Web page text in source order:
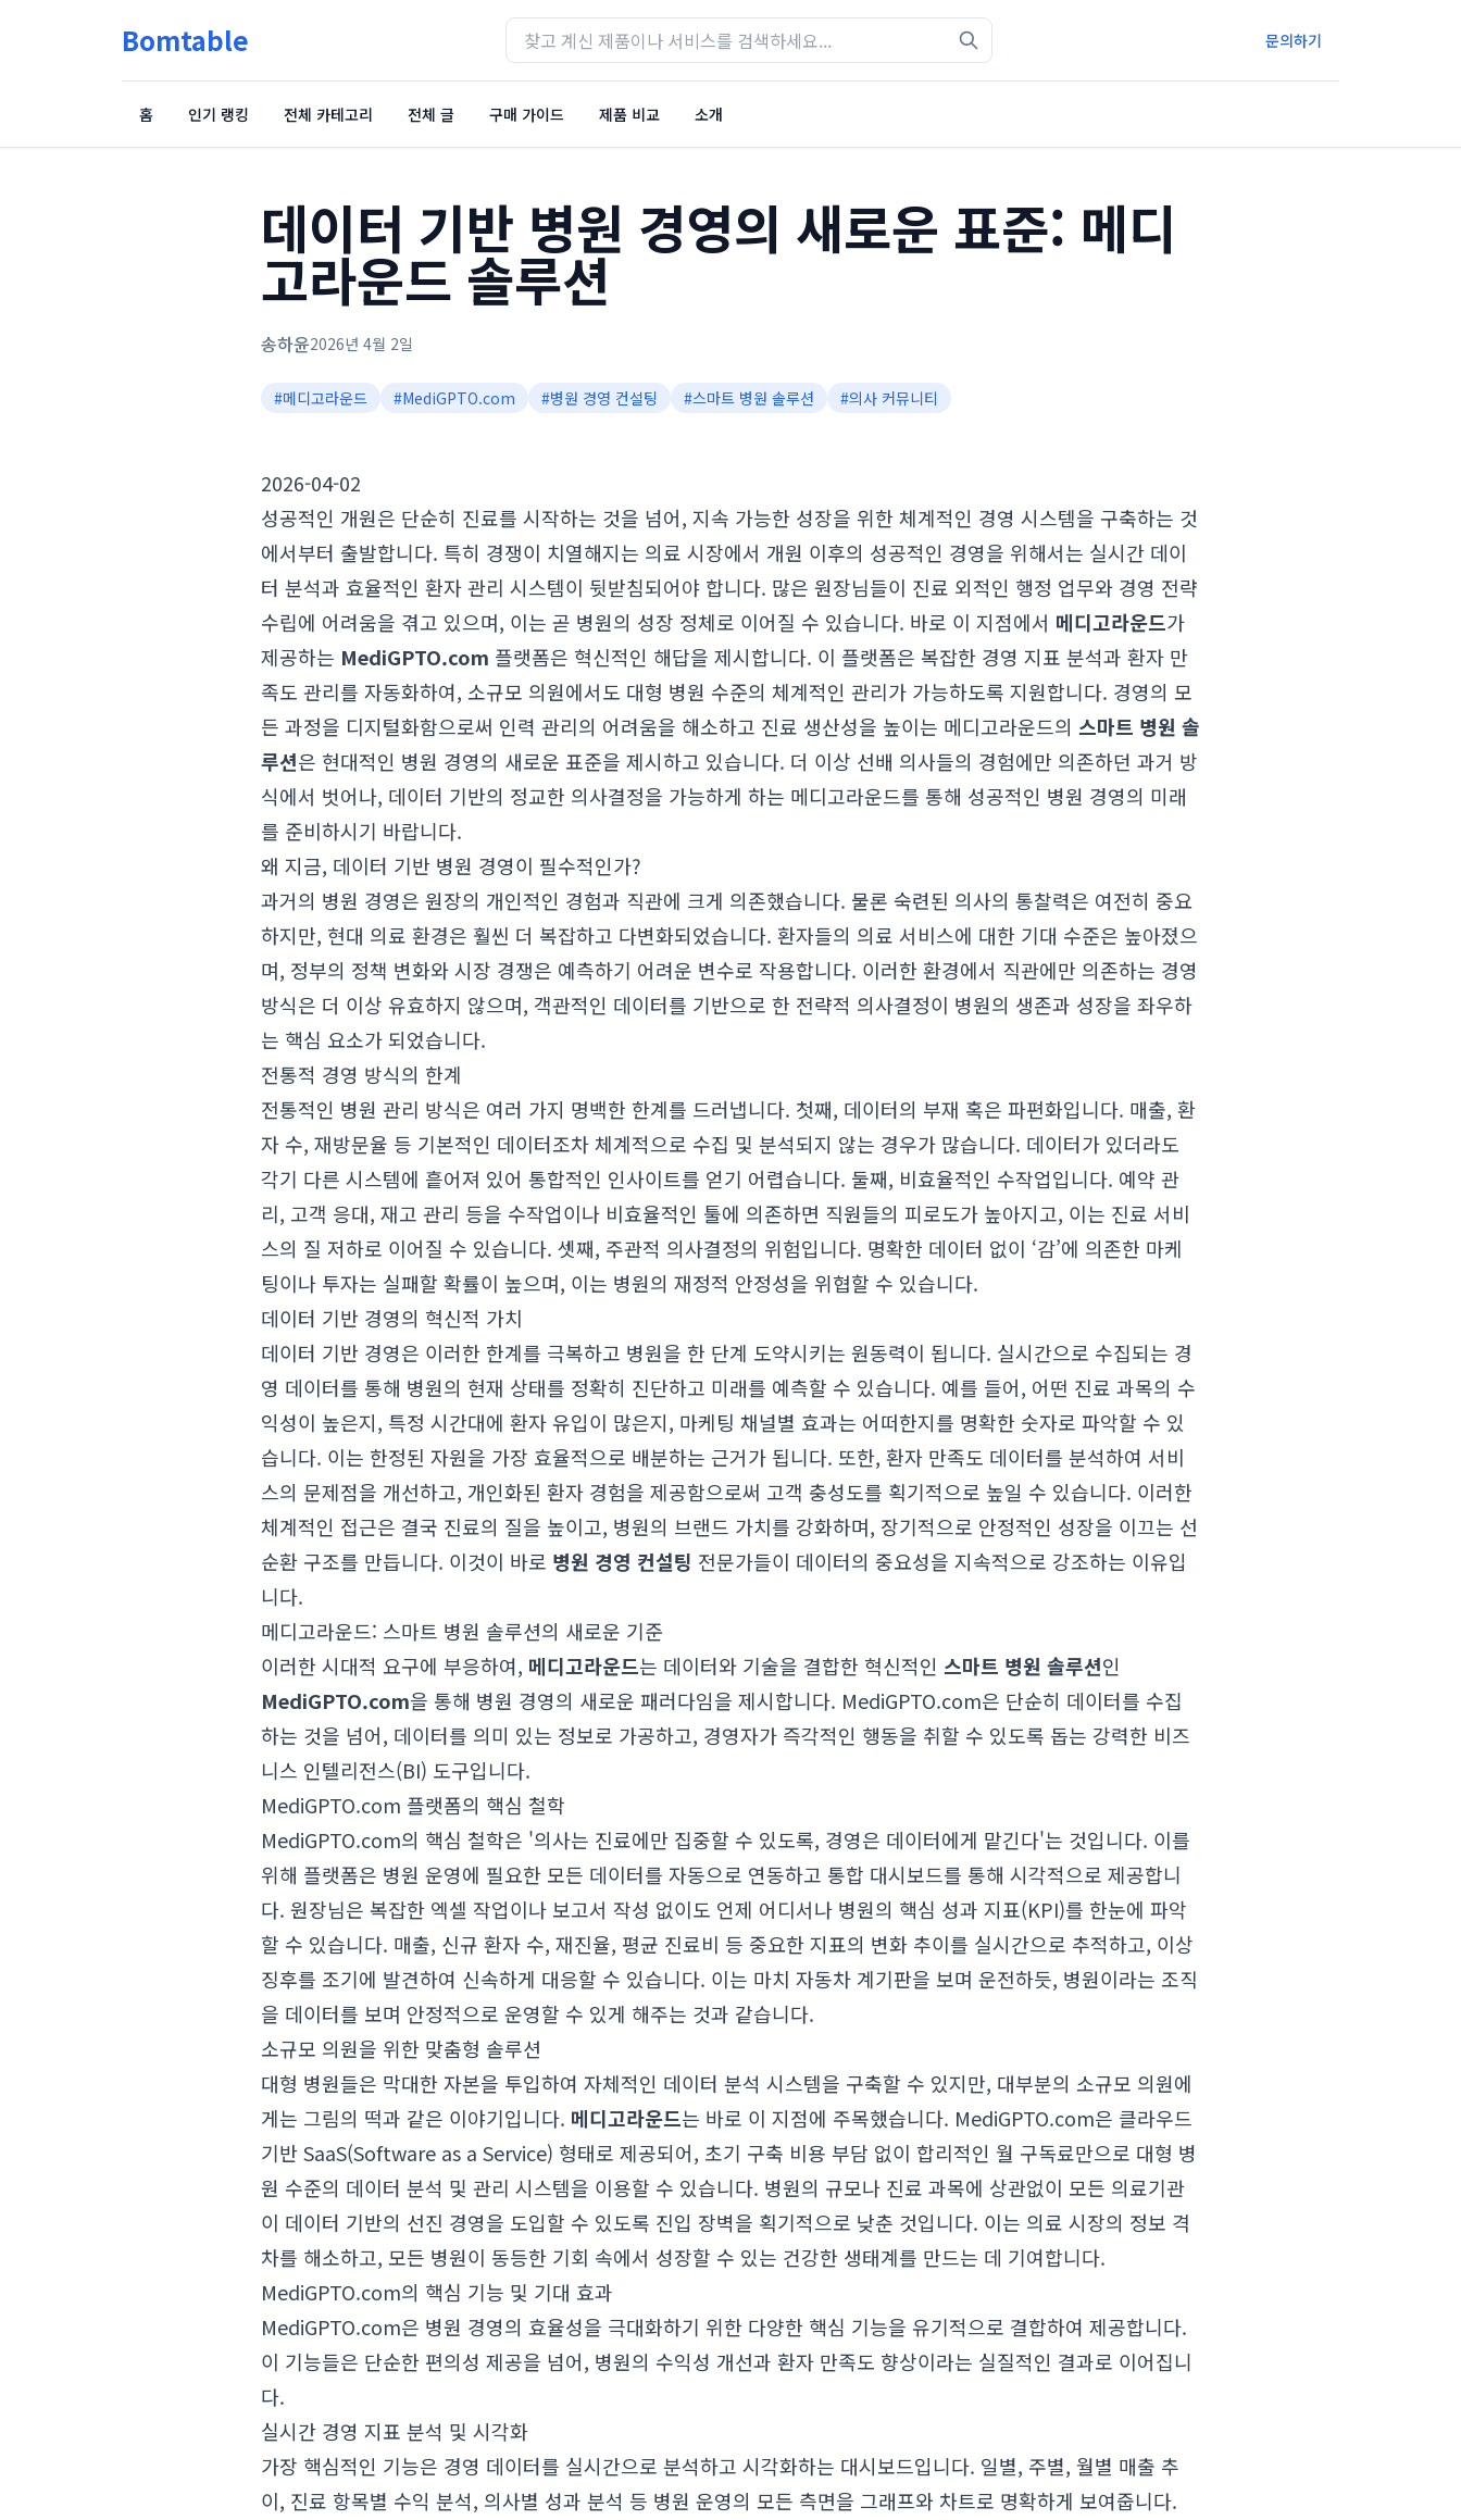
Bomtable 문의하기
홈 인기 랭킹 전체 카테고리 전체 글 구매 가이드 제품 비교 소개
데이터 기반 병원 경영의 새로운 표준: 메디
고라운드 솔루션
송하윤2026년 4월 2일
#메디고라운드 #MediGPTO.com #병원 경영 컨설팅 #스마트 병원 솔루션 #의사 커뮤니티
2026-04-02
성공적인 개원은 단순히 진료를 시작하는 것을 넘어, 지속 가능한 성장을 위한 체계적인 경영 시스템을 구축하는 것
에서부터 출발합니다. 특히 경쟁이 치열해지는 의료 시장에서 개원 이후의 성공적인 경영을 위해서는 실시간 데이
터 분석과 효율적인 환자 관리 시스템이 뒷받침되어야 합니다. 많은 원장님들이 진료 외적인 행정 업무와 경영 전략
수립에 어려움을 겪고 있으며, 이는 곧 병원의 성장 정체로 이어질 수 있습니다. 바로 이 지점에서 메디고라운드가
제공하는 MediGPTO.com 플랫폼은 혁신적인 해답을 제시합니다. 이 플랫폼은 복잡한 경영 지표 분석과 환자 만
족도 관리를 자동화하여, 소규모 의원에서도 대형 병원 수준의 체계적인 관리가 가능하도록 지원합니다. 경영의 모
든 과정을 디지털화함으로써 인력 관리의 어려움을 해소하고 진료 생산성을 높이는 메디고라운드의 스마트 병원 솔
루션은 현대적인 병원 경영의 새로운 표준을 제시하고 있습니다. 더 이상 선배 의사들의 경험에만 의존하던 과거 방
식에서 벗어나, 데이터 기반의 정교한 의사결정을 가능하게 하는 메디고라운드를 통해 성공적인 병원 경영의 미래
를 준비하시기 바랍니다.
왜 지금, 데이터 기반 병원 경영이 필수적인가?
과거의 병원 경영은 원장의 개인적인 경험과 직관에 크게 의존했습니다. 물론 숙련된 의사의 통찰력은 여전히 중요
하지만, 현대 의료 환경은 훨씬 더 복잡하고 다변화되었습니다. 환자들의 의료 서비스에 대한 기대 수준은 높아졌으
며, 정부의 정책 변화와 시장 경쟁은 예측하기 어려운 변수로 작용합니다. 이러한 환경에서 직관에만 의존하는 경영
방식은 더 이상 유효하지 않으며, 객관적인 데이터를 기반으로 한 전략적 의사결정이 병원의 생존과 성장을 좌우하
는 핵심 요소가 되었습니다.
전통적 경영 방식의 한계
전통적인 병원 관리 방식은 여러 가지 명백한 한계를 드러냅니다. 첫째, 데이터의 부재 혹은 파편화입니다. 매출, 환
자 수, 재방문율 등 기본적인 데이터조차 체계적으로 수집 및 분석되지 않는 경우가 많습니다. 데이터가 있더라도
각기 다른 시스템에 흩어져 있어 통합적인 인사이트를 얻기 어렵습니다. 둘째, 비효율적인 수작업입니다. 예약 관
리, 고객 응대, 재고 관리 등을 수작업이나 비효율적인 툴에 의존하면 직원들의 피로도가 높아지고, 이는 진료 서비
스의 질 저하로 이어질 수 있습니다. 셋째, 주관적 의사결정의 위험입니다. 명확한 데이터 없이 ‘감’에 의존한 마케
팅이나 투자는 실패할 확률이 높으며, 이는 병원의 재정적 안정성을 위협할 수 있습니다.
데이터 기반 경영의 혁신적 가치
데이터 기반 경영은 이러한 한계를 극복하고 병원을 한 단계 도약시키는 원동력이 됩니다. 실시간으로 수집되는 경
영 데이터를 통해 병원의 현재 상태를 정확히 진단하고 미래를 예측할 수 있습니다. 예를 들어, 어떤 진료 과목의 수
익성이 높은지, 특정 시간대에 환자 유입이 많은지, 마케팅 채널별 효과는 어떠한지를 명확한 숫자로 파악할 수 있
습니다. 이는 한정된 자원을 가장 효율적으로 배분하는 근거가 됩니다. 또한, 환자 만족도 데이터를 분석하여 서비
스의 문제점을 개선하고, 개인화된 환자 경험을 제공함으로써 고객 충성도를 획기적으로 높일 수 있습니다. 이러한
체계적인 접근은 결국 진료의 질을 높이고, 병원의 브랜드 가치를 강화하며, 장기적으로 안정적인 성장을 이끄는 선
순환 구조를 만듭니다. 이것이 바로 병원 경영 컨설팅 전문가들이 데이터의 중요성을 지속적으로 강조하는 이유입
니다.
메디고라운드: 스마트 병원 솔루션의 새로운 기준
이러한 시대적 요구에 부응하여, 메디고라운드는 데이터와 기술을 결합한 혁신적인 스마트 병원 솔루션인
MediGPTO.com을 통해 병원 경영의 새로운 패러다임을 제시합니다. MediGPTO.com은 단순히 데이터를 수집
하는 것을 넘어, 데이터를 의미 있는 정보로 가공하고, 경영자가 즉각적인 행동을 취할 수 있도록 돕는 강력한 비즈
니스 인텔리전스(BI) 도구입니다.
MediGPTO.com 플랫폼의 핵심 철학
MediGPTO.com의 핵심 철학은 '의사는 진료에만 집중할 수 있도록, 경영은 데이터에게 맡긴다'는 것입니다. 이를
위해 플랫폼은 병원 운영에 필요한 모든 데이터를 자동으로 연동하고 통합 대시보드를 통해 시각적으로 제공합니
다. 원장님은 복잡한 엑셀 작업이나 보고서 작성 없이도 언제 어디서나 병원의 핵심 성과 지표(KPI)를 한눈에 파악
할 수 있습니다. 매출, 신규 환자 수, 재진율, 평균 진료비 등 중요한 지표의 변화 추이를 실시간으로 추적하고, 이상
징후를 조기에 발견하여 신속하게 대응할 수 있습니다. 이는 마치 자동차 계기판을 보며 운전하듯, 병원이라는 조직
을 데이터를 보며 안정적으로 운영할 수 있게 해주는 것과 같습니다.
소규모 의원을 위한 맞춤형 솔루션
대형 병원들은 막대한 자본을 투입하여 자체적인 데이터 분석 시스템을 구축할 수 있지만, 대부분의 소규모 의원에
게는 그림의 떡과 같은 이야기입니다. 메디고라운드는 바로 이 지점에 주목했습니다. MediGPTO.com은 클라우드
기반 SaaS(Software as a Service) 형태로 제공되어, 초기 구축 비용 부담 없이 합리적인 월 구독료만으로 대형 병
원 수준의 데이터 분석 및 관리 시스템을 이용할 수 있습니다. 병원의 규모나 진료 과목에 상관없이 모든 의료기관
이 데이터 기반의 선진 경영을 도입할 수 있도록 진입 장벽을 획기적으로 낮춘 것입니다. 이는 의료 시장의 정보 격
차를 해소하고, 모든 병원이 동등한 기회 속에서 성장할 수 있는 건강한 생태계를 만드는 데 기여합니다.
MediGPTO.com의 핵심 기능 및 기대 효과
MediGPTO.com은 병원 경영의 효율성을 극대화하기 위한 다양한 핵심 기능을 유기적으로 결합하여 제공합니다.
이 기능들은 단순한 편의성 제공을 넘어, 병원의 수익성 개선과 환자 만족도 향상이라는 실질적인 결과로 이어집니
다.
실시간 경영 지표 분석 및 시각화
가장 핵심적인 기능은 경영 데이터를 실시간으로 분석하고 시각화하는 대시보드입니다. 일별, 주별, 월별 매출 추
이, 진료 항목별 수익 분석, 의사별 성과 분석 등 병원 운영의 모든 측면을 그래프와 차트로 명확하게 보여줍니다.